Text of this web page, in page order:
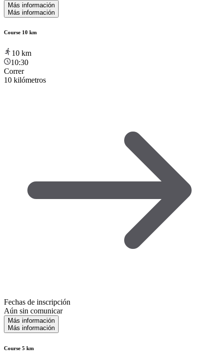
Más información
Más información
Course 10 km
10 km
10:30
Correr
10 kilómetros
Fechas de inscripción
Aún sin comunicar
Más información
Más información
Course 5 km